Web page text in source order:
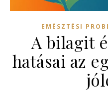
EMÉSZTÉSI
A bilagit
hatásai az